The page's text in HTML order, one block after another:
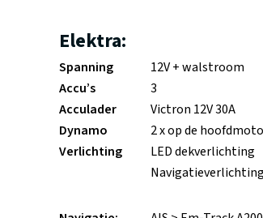
Elektra:
Spanning
12V + walstroom
Accu’s
3
Acculader
Victron 12V 30A
Dynamo
2 x op de
Verlichting
LED dekverlichting